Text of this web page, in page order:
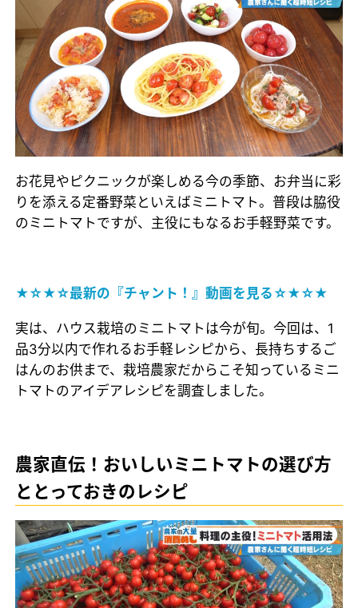
お花見やピクニックが楽しめる今の季節、お弁当に彩
りを添える定番野菜といえばミニトマト。普段は脇役
のミニトマトですが、主役にもなるお手軽野菜です。
★☆★☆最新の『チャント！』動画を見る☆★☆★
実は、ハウス栽培のミニトマトは今が旬。今回は、1
品3分以内で作れるお手軽レシピから、長持ちするご
はんのお供まで、栽培農家だからこそ知っているミニ
トマトのアイデアレシピを調査しました。
農家直伝！おいしいミニトマトの選び方
ととっておきのレシピ